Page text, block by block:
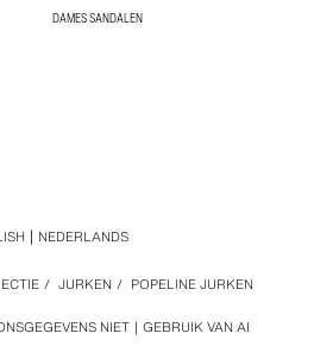
DAMES SANDALEN
NIET GEBRUIK VAN AI
/ JURKEN / POPELINE JURKEN
NEDERLANDS